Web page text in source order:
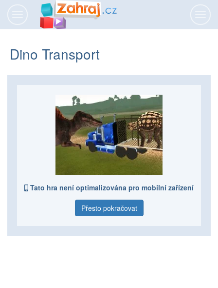
Dino Transport
Tato hra není optimalizována pro mobilní zařízení
Přesto pokračovat